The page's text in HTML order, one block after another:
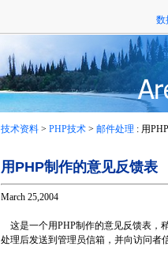
数
技术资料 > PHP技术 > 邮件处理 : 用
用PHP制作的意见反馈表
March 25,2004
这是一个用PHP制作的意见反馈表，
处理后发送到管理员信箱，并向访问者